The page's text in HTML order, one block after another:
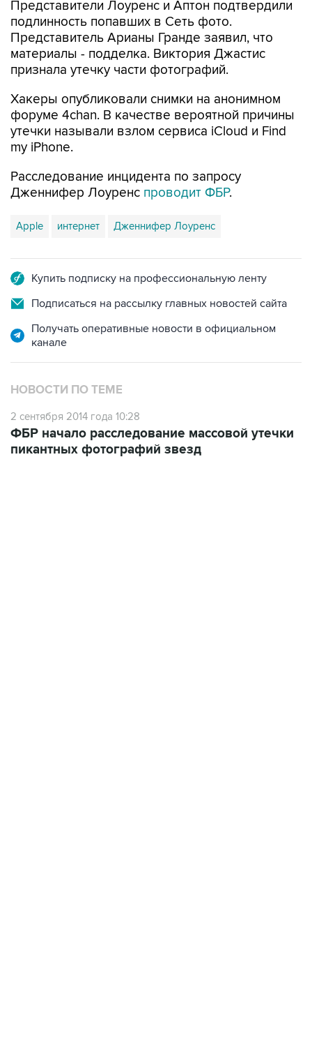
Представитель Арианы Гранде заявил, что
материалы - подделка. Виктория Джастис
признала утечку части фотографий.
Хакеры опубликовали снимки на анонимном
утечки называли взлом сервиса iCloud и Find
my iPhone.
Расследование инцидента по запросу
Apple интернет Дженнифер Лоуренс
Подписаться на рассылку главных новостей сайта
Получать оперативные новости в официальном
НОВОСТИ ПО ТЕМЕ
2 сентября 2014 года 10:28
пикантных фотографий звезд